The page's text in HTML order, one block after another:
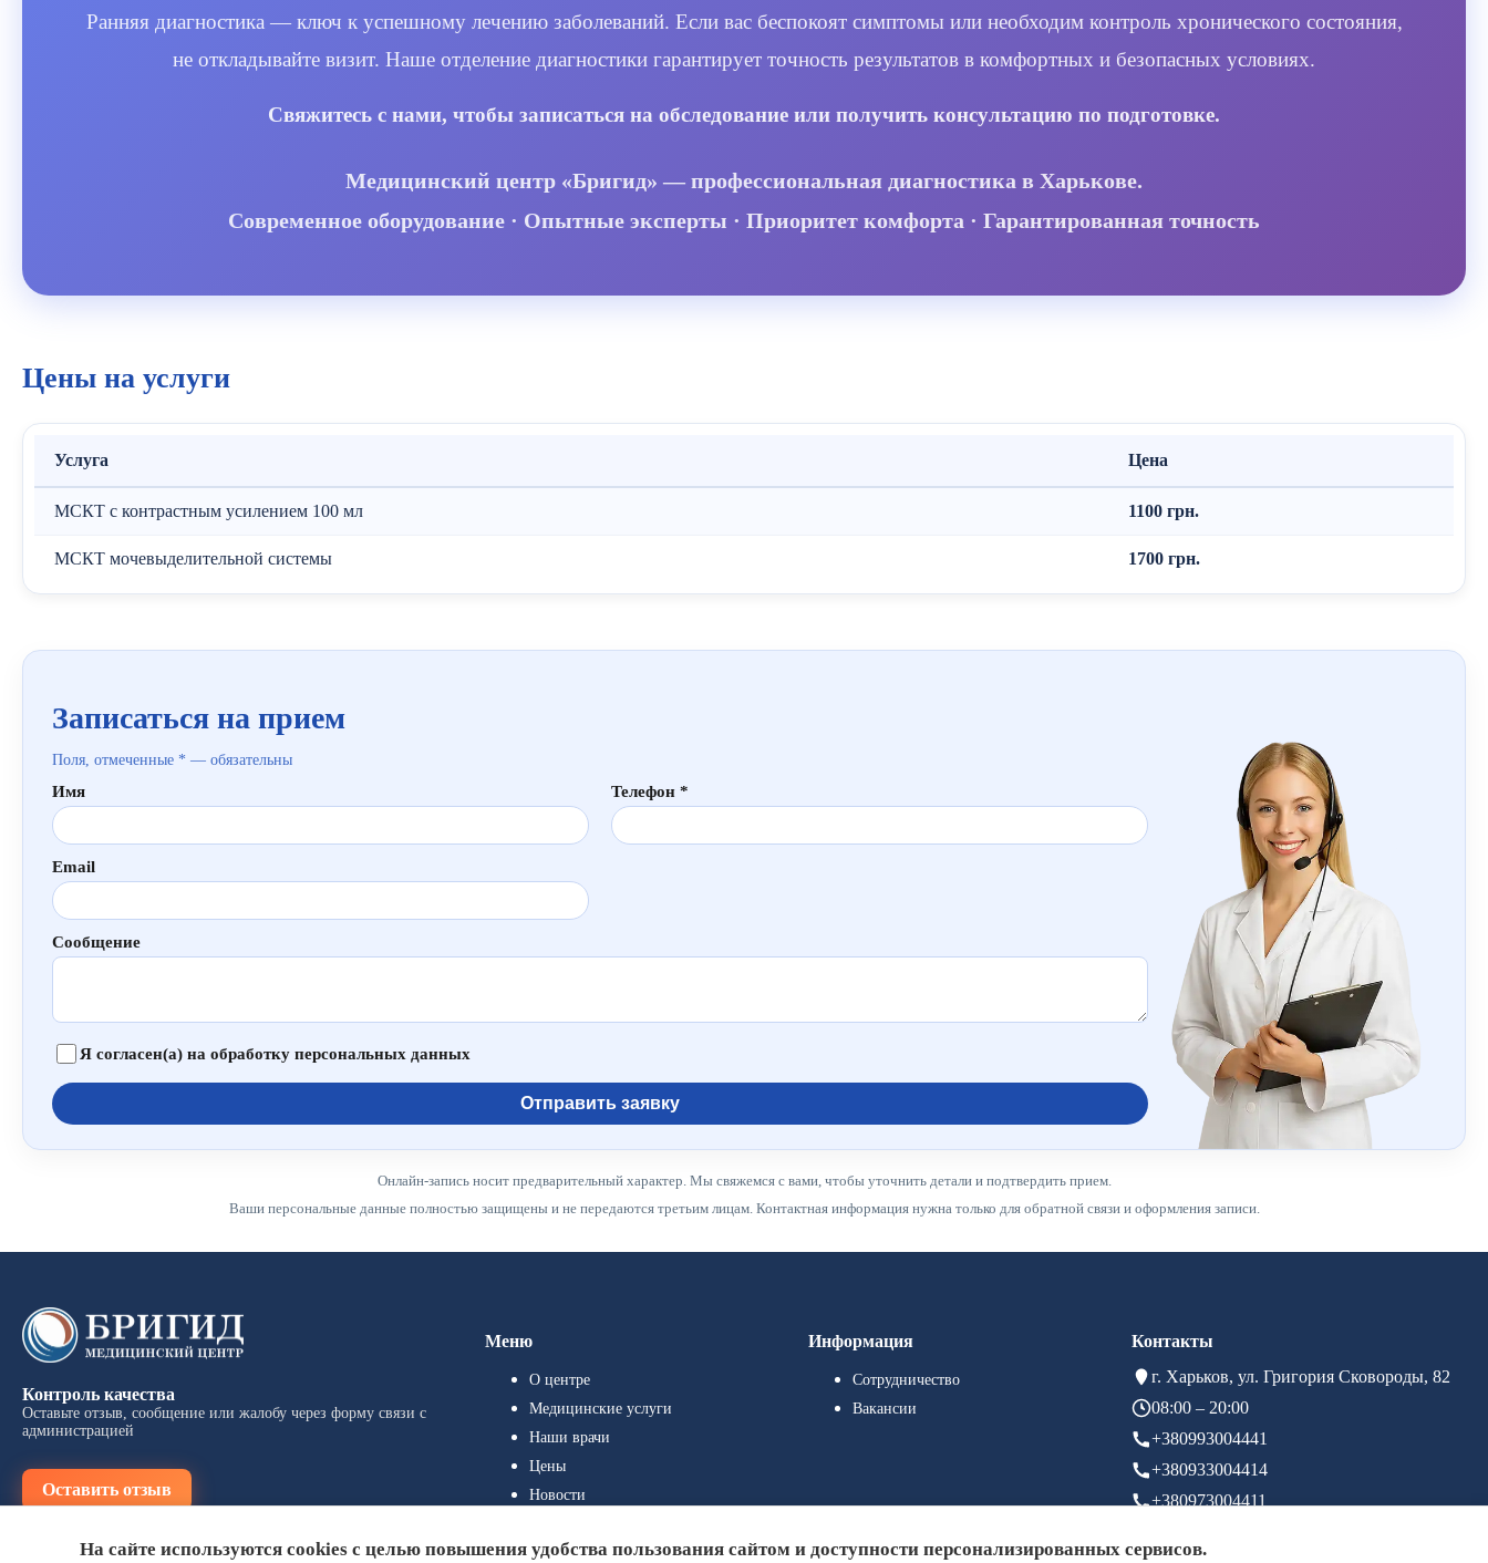
Ранняя диагностика — ключ к успешному лечению заболеваний. Если вас беспокоят симптомы или необходим контроль хронического состояния,
не откладывайте визит. Наше отделение диагностики гарантирует точность результатов в комфортных и безопасных условиях.
Свяжитесь с нами, чтобы записаться на обследование или получить консультацию по подготовке.
Медицинский центр «Бригид» — профессиональная диагностика в Харькове.
Современное оборудование · Опытные эксперты · Приоритет комфорта · Гарантированная точность
Цены на услуги
Услуга Цена
МСКТ с контрастным усилением 100 мл 1100 грн.
МСКТ мочевыделительной системы 1700 грн.
Записаться на прием
Поля, отмеченные * — обязательны
Имя Телефон *
Email
Сообщение
Я согласен(а) на обработку персональных данных
Отправить заявку
Онлайн-запись носит предварительный характер. Мы свяжемся с вами, чтобы уточнить детали и подтвердить прием.
Ваши персональные данные полностью защищены и не передаются третьим лицам. Контактная информация нужна только для обратной связи и оформления записи.
Контроль качества
Оставьте отзыв, сообщение или жалобу через форму связи с
администрацией
Оставить отзыв
Меню
О центре
Медицинские услуги
Наши врачи
Цены
Новости
Контакты
Информация
Сотрудничество
Вакансии
Контакты
г. Харьков, ул. Григория Сковороды, 82
08:00 – 20:00
+380993004441
+380933004414
+380973004411
На сайте используются cookies с целью повышения удобства пользования сайтом и доступности персонализированных сервисов.